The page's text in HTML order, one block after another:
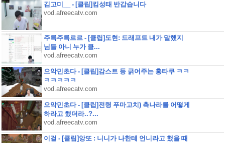
김고미__ - [클립]킴성태 반갑습니다
vod.afreecatv.com
주륵주륵르르 - [클립]도현: 드래프트 내가 말했지
님들 아니 누가 클...
vod.afreecatv.com
으악민초다 - [클립]감스트 등 긁어주는 홍타쿠 ㅋㅋ
ㅋㅋㅋㅋㅋ
vod.afreecatv.com
으악민초다 - [클립]전령 푸마고치) 촉나라를 어떻게
하라고 했더라..?...
vod.afreecatv.com
이걸 - [클립]앙또 : 니니가 나한테 언니라고 했을 때